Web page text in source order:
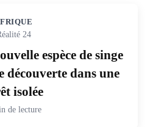
24
espèce de singe
découverte dans une
isolée
de lecture